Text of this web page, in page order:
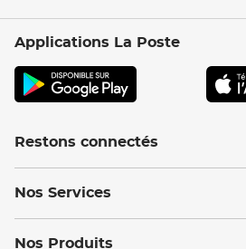
Applications La Poste
Restons connectés
Nos Services
Nos Produits